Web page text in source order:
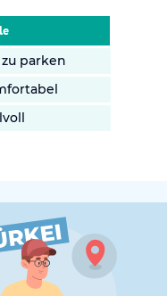
parken